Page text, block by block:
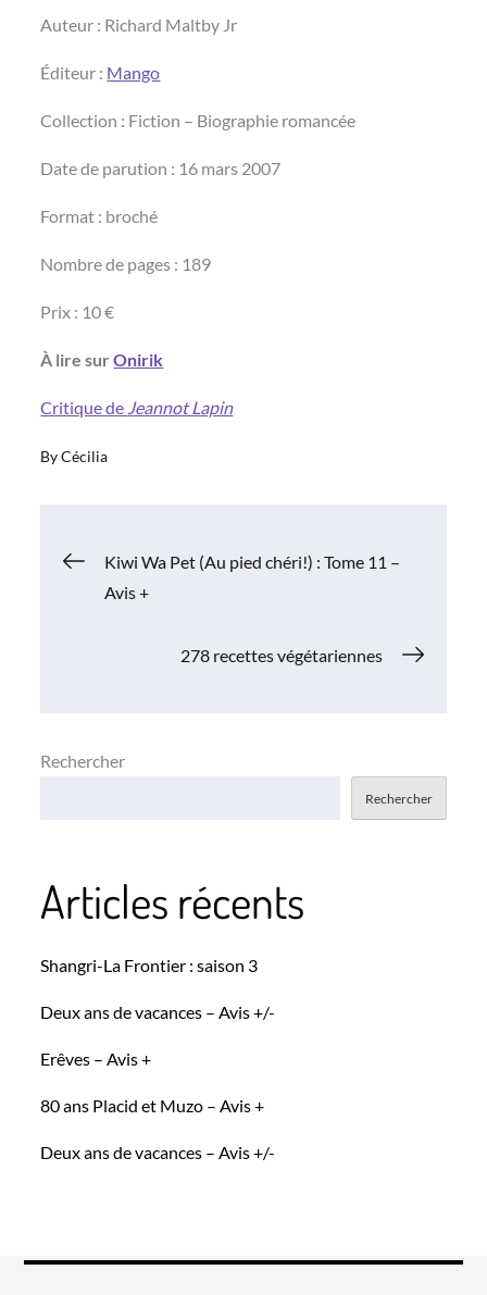
Auteur : Richard Maltby Jr
Éditeur : Mango
Collection : Fiction – Biographie romancée
Date de parution : 16 mars 2007
Format : broché
Nombre de pages : 189
Prix : 10 €
À lire surOnirik
Critique de Jeannot Lapin
ByCécilia
Navigation
Kiwi Wa Pet (Au pied chéri!) : Tome 11 –
Avis +
278 recettes végétariennes
Rechercher
Rechercher
Articles récents
Shangri-La Frontier : saison 3
Deux ans de vacances – Avis +/-
Erêves – Avis +
80 ans Placid et Muzo – Avis +
Deux ans de vacances – Avis +/-